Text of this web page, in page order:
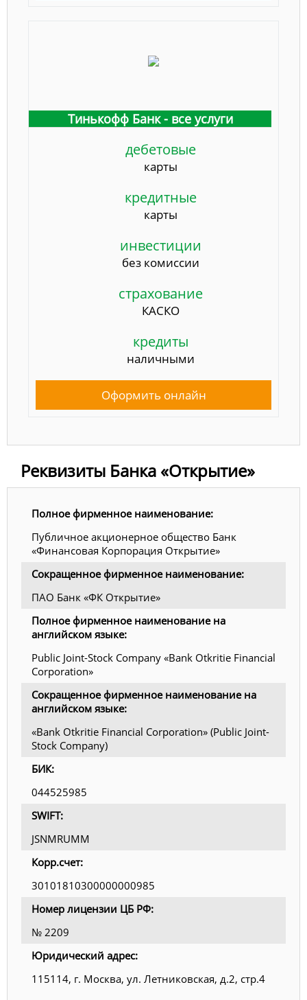
Тинькофф Банк - все услуги
дебетовые
карты
кредитные
карты
инвестиции
без комиссии
страхование
КАСКО
кредиты
наличными
Оформить онлайн
Реквизиты Банка «Открытие»
Полное фирменное наименование:
Публичное акционерное общество Банк
«Финансовая Корпорация Открытие»
Сокращенное фирменное наименование:
ПАО Банк «ФК Открытие»
Полное фирменное наименование на
английском языке:
Public Joint-Stock Company «Bank Otkritie Financial
Corporation»
Сокращенное фирменное наименование на
английском языке:
«Bank Otkritie Financial Corporation» (Public Joint-
Stock Company)
БИК:
044525985
SWIFT:
JSNMRUMM
Корр.счет:
30101810300000000985
Номер лицензии ЦБ РФ:
№ 2209
Юридический адрес:
115114, г. Москва, ул. Летниковская, д.2, стр.4